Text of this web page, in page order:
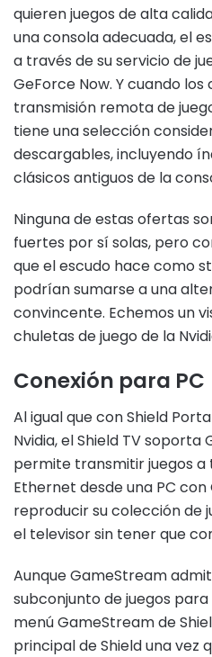
quieren juegos de alta
una consola adecuada, el
a través de su servicio de
GeForce Now. Y cuando
transmisión remota de
tiene una selección
descargables, incluyendo
clásicos antiguos de la
Ninguna de estas ofertas
fuertes por sí solas, pero
que el escudo hace como
podrían sumarse a una
convincente. Echemos un
chuletas de juego de la
Conexión para PC
Al igual que con Shield
Nvidia, el Shield TV
permite transmitir juegos a
Ethernet desde una PC
reproducir su colección de
el televisor sin tener que
Aunque GameStream
subconjunto de juegos
menú GameStream de
principal de Shield una vez